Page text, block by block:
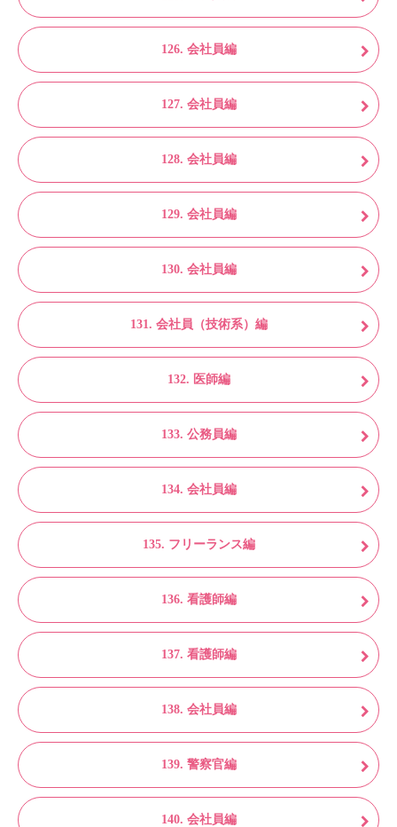
126. 会社員編
127. 会社員編
128. 会社員編
129. 会社員編
130. 会社員編
131. 会社員（技術系）編
132. 医師編
133. 公務員編
134. 会社員編
135. フリーランス編
136. 看護師編
137. 看護師編
138. 会社員編
139. 警察官編
140. 会社員編